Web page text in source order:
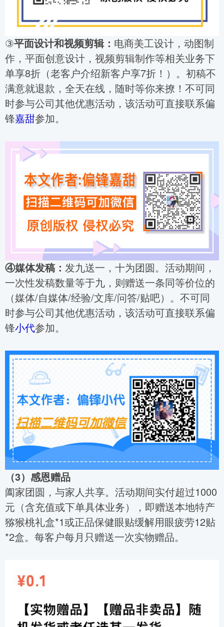
③平面设计和视频剪辑： 电商美工设计，动图制
作，平面创意设计，视频剪辑制作等相关业务下
单享8折（老客户介绍新客户享7折！）。初稿不
满意就退款，全天在线，随时等你来撩！不可同
时参与公司其他优惠活动，该活动可直接联系偏
锋嘉甜参加。
④媒体发稿： 发九送一，十为团圆。活动期间，
一次性发稿数量等于九，则赠送一条同等价位的
（媒体/自媒体/经验/文库/问答/贴吧）。不可同
时参与公司其他优惠活动，该活动可直接联系偏
锋小代参加。
（3）感恩赠品
阖家团圆，与家人共享。活动期间实付超过1000
元（含充值或下单具体业务），即赠送本地特产
猕猴桃礼盒*1或正品保健眼贴缓解用眼疲劳12贴
*2盒。每客户每月只赠送一次实物赠品。